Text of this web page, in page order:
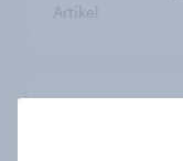
Artikel